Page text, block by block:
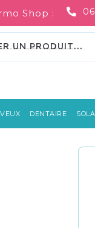
Shop :
DENTAIRE